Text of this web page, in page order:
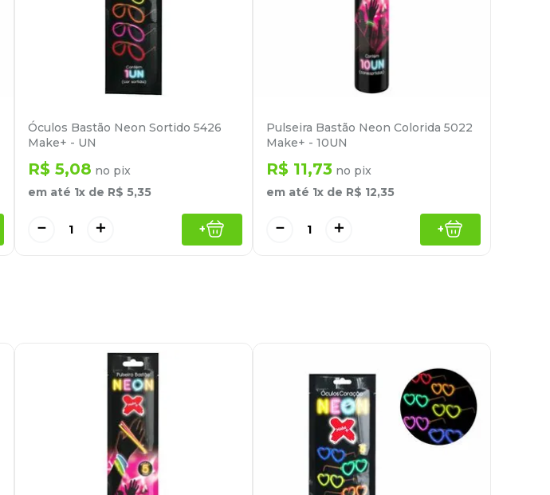
Óculos Bastão Neon Sortido 5426
Make+ - UN
R$ 5,08 no pix
em até 1x de R$ 5,35
＋
－ +
Pulseira Bastão Neon Colorida 5022
Make+ - 10UN
R$ 11,73 no pix
em até 1x de R$ 12,35
＋
－ +